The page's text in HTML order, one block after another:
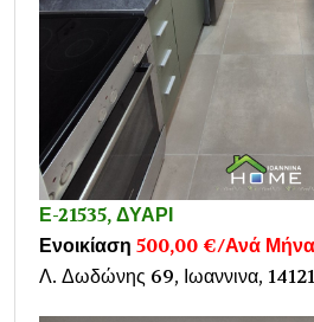
Ε-21535, ΔΥΑΡΙ
Ενοικίαση 500,00 €/Ανά Μήνα
Λ. Δωδώνης 69, Ιωαννινα,